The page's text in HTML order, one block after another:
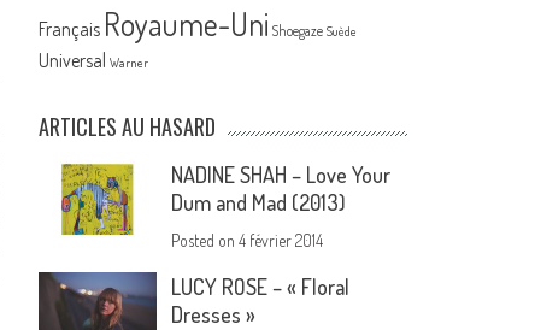
Français Royaume-Uni Shoegaze Suède
Universal Warner
ARTICLES AU HASARD
NADINE SHAH – Love Your
Dum and Mad (2013)
Posted on4 février 2014
LUCY ROSE – « Floral
Dresses »